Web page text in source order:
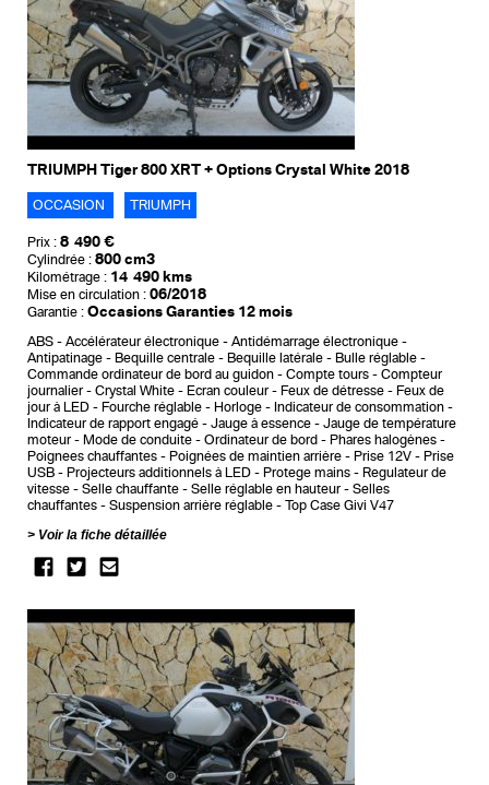
TRIUMPH Tiger 800 XRT + Options Crystal White 2018
OCCASION TRIUMPH
Prix : 8 490 €
Cylindrée : 800 cm3
Kilométrage : 14 490 kms
Mise en circulation : 06/2018
Garantie : Occasions Garanties 12 mois
ABS Accélérateur électronique
Antidémarrage électronique
Antipatinage
Bequille centrale Bequille latérale
Bulle réglable
Commande ordinateur de bord au guidon
Compte tours
Compteur
journalier
Crystal White Ecran couleur Feux de détresse
Feux de
jour à LED
Fourche réglable Horloge
Indicateur de consommation
Indicateur de rapport engagé
Jauge à essence
Jauge de température
moteur
Mode de conduite Ordinateur de bord
Phares halogènes
Poignees chauffantes
Poignées de maintien arrière Prise 12V
Prise
USB
Projecteurs additionnels à LED Protege mains
Regulateur de
vitesse
Selle chauffante Selle réglable en hauteur
Selles
chauffantes
Suspension arrière réglable
Top Case Givi V47
Voir la fiche détaillée